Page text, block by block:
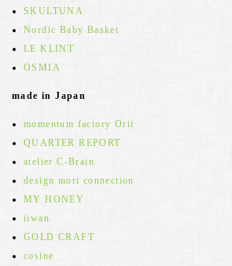
SKULTUNA
Nordic Baby Basket
LE KLINT
OSMIA
made in Japan
momentum factory Orii
QUARTER REPORT
atelier C-Brain
design mori connection
MY HONEY
iiwan
GOLD CRAFT
cosine